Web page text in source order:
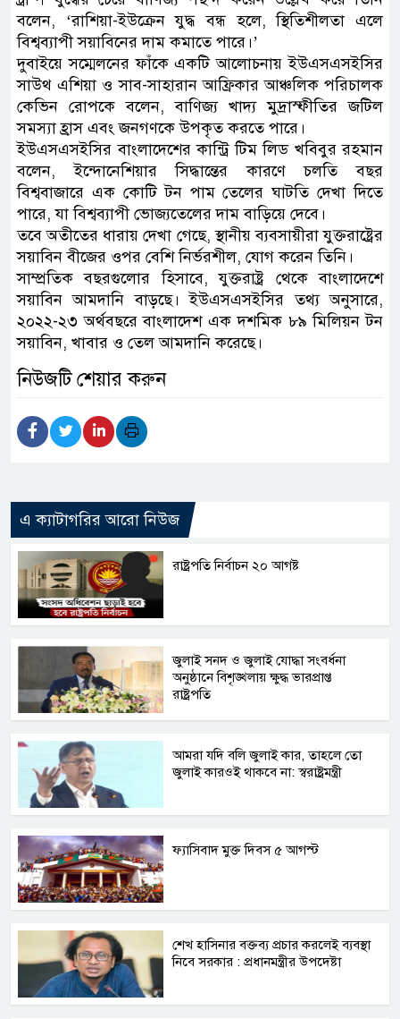
বলেন, ‘রাশিয়া-ইউক্রেন যুদ্ধ বন্ধ হলে, স্থিতিশীলতা এলে
বিশ্বব্যাপী সয়াবিনের দাম কমাতে পারে।’
দুবাইয়ে সম্মেলনের ফাঁকে একটি আলোচনায় ইউএসএসইসির
সাউথ এশিয়া ও সাব-সাহারান আফ্রিকার আঞ্চলিক পরিচালক
কেভিন রোপকে বলেন, বাণিজ্য খাদ্য মুদ্রাস্ফীতির জটিল
সমস্যা হ্রাস এবং জনগণকে উপকৃত করতে পারে।
ইউএসএসইসির বাংলাদেশের কান্ট্রি টিম লিড খবিবুর রহমান
বলেন, ইন্দোনেশিয়ার সিদ্ধান্তের কারণে চলতি বছর
বিশ্ববাজারে এক কোটি টন পাম তেলের ঘাটতি দেখা দিতে
পারে, যা বিশ্বব্যাপী ভোজ্যতেলের দাম বাড়িয়ে দেবে।
তবে অতীতের ধারায় দেখা গেছে, স্থানীয় ব্যবসায়ীরা যুক্তরাষ্ট্রের
সয়াবিন বীজের ওপর বেশি নির্ভরশীল, যোগ করেন তিনি।
সাম্প্রতিক বছরগুলোর হিসাবে, যুক্তরাষ্ট্র থেকে বাংলাদেশে
সয়াবিন আমদানি বাড়ছে। ইউএসএসইসির তথ্য অনুসারে,
২০২২-২৩ অর্থবছরে বাংলাদেশ এক দশমিক ৮৯ মিলিয়ন টন
সয়াবিন, খাবার ও তেল আমদানি করেছে।
নিউজটি শেয়ার করুন
এ ক্যাটাগরির আরো নিউজ
রাষ্ট্রপতি নির্বাচন ২০ আগষ্ট
জুলাই সনদ ও জুলাই যোদ্ধা সংবর্ধনা
অনুষ্ঠানে বিশৃঙ্খলায় ক্ষুদ্ধ ভারপ্রাপ্ত
রাষ্ট্রপতি
আমরা যদি বলি জুলাই কার, তাহলে তো
জুলাই কারওই থাকবে না: স্বরাষ্ট্রমন্ত্রী
ফ্যাসিবাদ মুক্ত দিবস ৫ আগস্ট
শেখ হাসিনার বক্তব্য প্রচার করলেই ব্যবস্থা
নিবে সরকার : প্রধানমন্ত্রীর উপদেষ্টা